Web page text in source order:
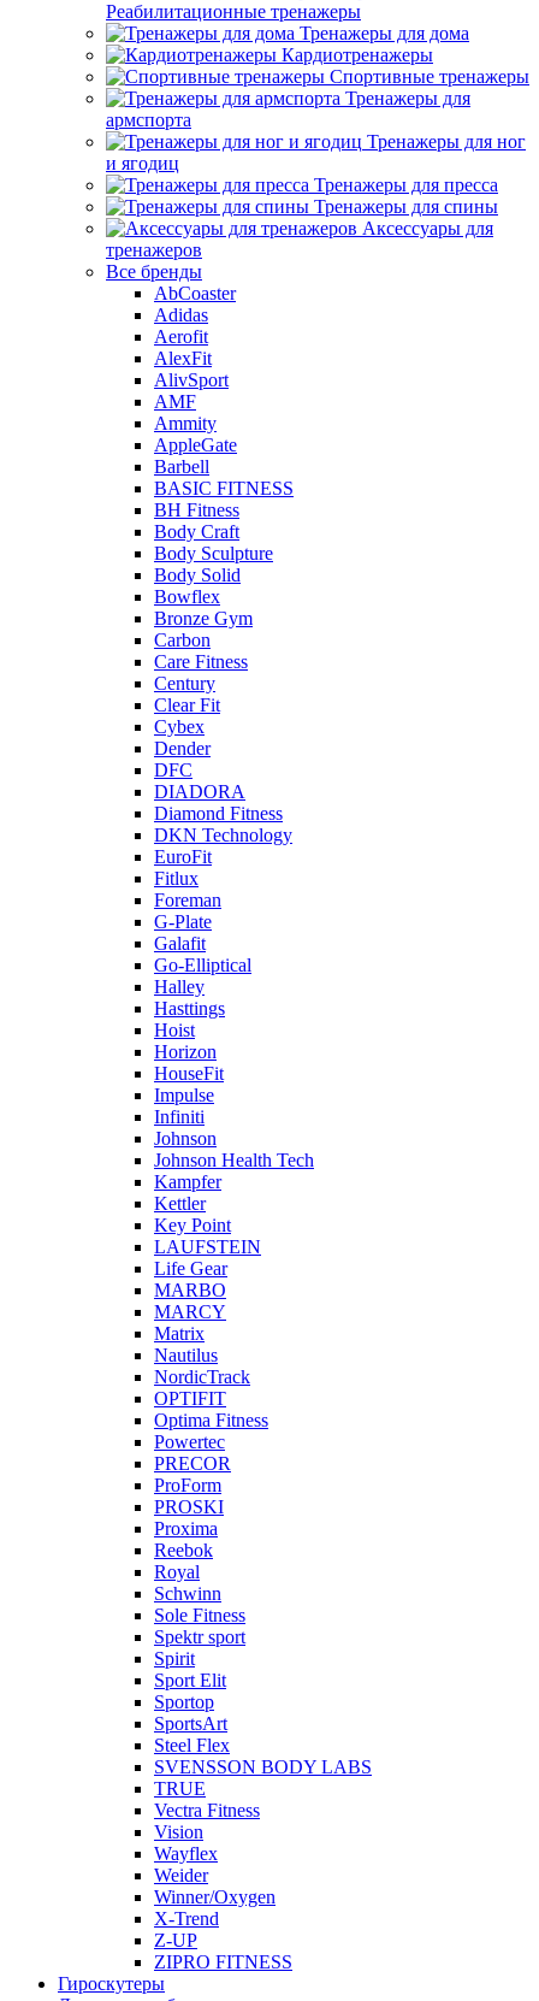
Реабилитационные тренажеры
Тренажеры для дома
Кардиотренажеры
Спортивные тренажеры
Тренажеры для
армспорта
Тренажеры для ног
и ягодиц
Тренажеры для пресса
Тренажеры для спины
Аксессуары для
тренажеров
Все бренды
AbCoaster
Adidas
Aerofit
AlexFit
AlivSport
AMF
Ammity
AppleGate
Barbell
BASIC FITNESS
BH Fitness
Body Craft
Body Sculpture
Body Solid
Bowflex
Bronze Gym
Carbon
Care Fitness
Century
Clear Fit
Cybex
Dender
DFC
DIADORA
Diamond Fitness
DKN Technology
EuroFit
Fitlux
Foreman
G-Plate
Galafit
Go-Elliptical
Halley
Hasttings
Hoist
Horizon
HouseFit
Impulse
Infiniti
Johnson
Johnson Health Tech
Kampfer
Kettler
Key Point
LAUFSTEIN
Life Gear
MARBO
MARCY
Matrix
Nautilus
NordicTrack
OPTIFIT
Optima Fitness
Powertec
PRECOR
ProForm
PROSKI
Proxima
Reebok
Royal
Schwinn
Sole Fitness
Spektr sport
Spirit
Sport Elit
Sportop
SportsArt
Steel Flex
SVENSSON BODY LABS
TRUE
Vectra Fitness
Vision
Wayflex
Weider
Winner/Oxygen
X-Trend
Z-UP
ZIPRO FITNESS
Гироскутеры